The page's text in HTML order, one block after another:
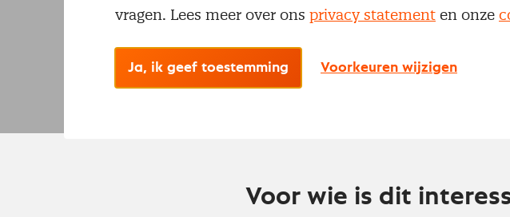
Voor wie is dit
vragen. Lees meer over ons privacy statement en onze
Ja, ik geef toestemming Voorkeuren wijzigen